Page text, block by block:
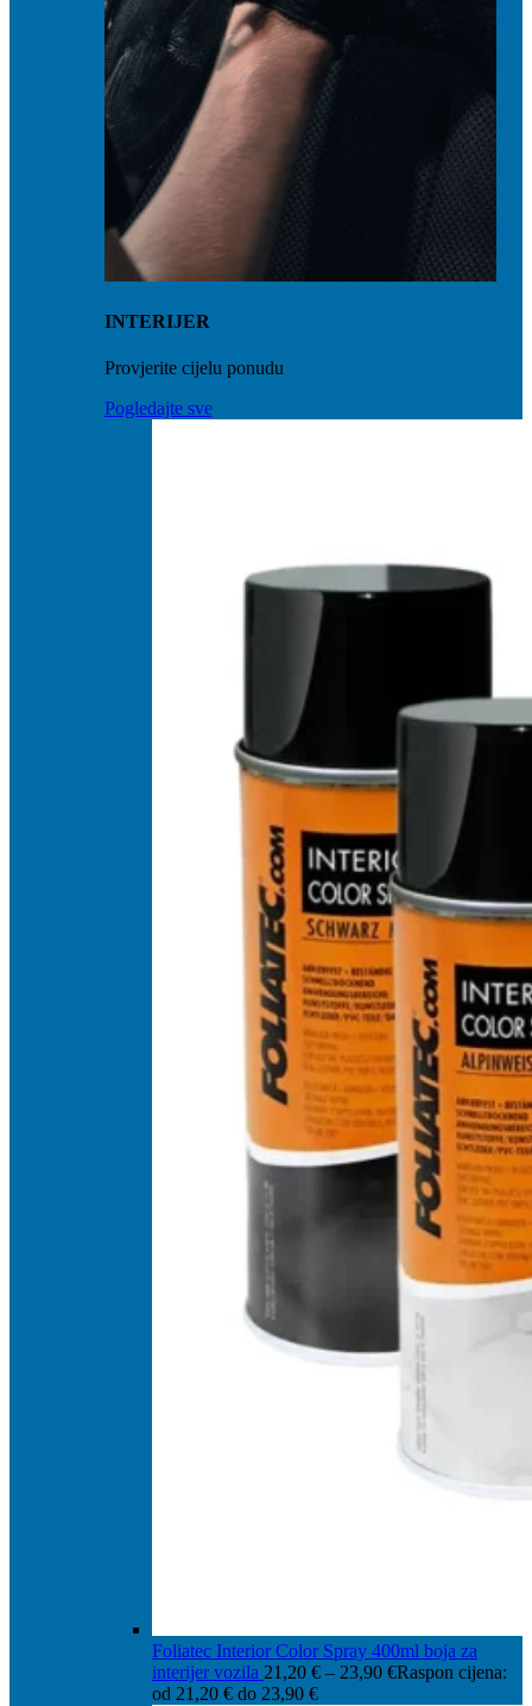
INTERIJER
Provjerite cijelu ponudu
Pogledajte sve
Foliatec Interior Color Spray 400ml boja za
interijer vozila 21,20 € – 23,90 €Raspon cijena:
od 21,20 € do 23,90 €